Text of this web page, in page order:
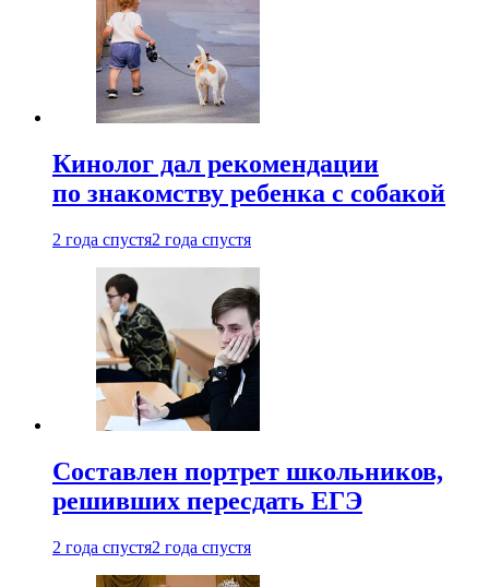
Кинолог дал рекомендации
по знакомству ребенка с собакой
2 года спустя2 года спустя
Составлен портрет школьников,
решивших пересдать ЕГЭ
2 года спустя2 года спустя